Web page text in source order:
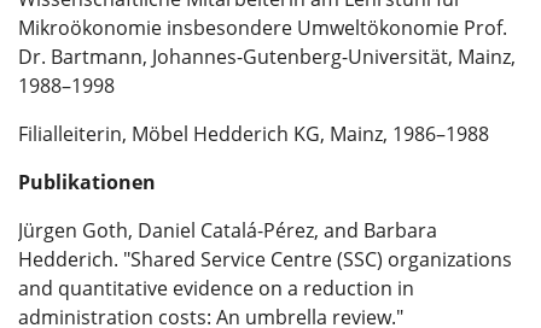
Mikroökonomie insbesondere Umweltökonomie Prof.
Dr. Bartmann, Johannes-Gutenberg-Universität, Mainz,
1988–1998
Filialleiterin, Möbel Hedderich KG, Mainz, 1986–1988
Publikationen
Jürgen Goth, Daniel Catalá-Pérez, and Barbara
Hedderich. "Shared Service Centre (SSC) organizations
and quantitative evidence on a reduction in
administration costs: An umbrella review."